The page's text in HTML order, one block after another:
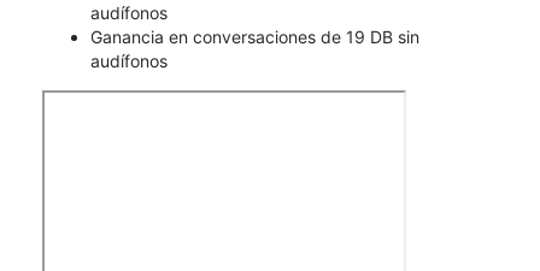
audífonos
Ganancia en conversaciones de 19 DB sin
audífonos